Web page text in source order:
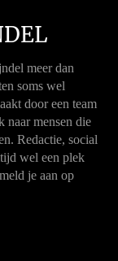
meer dan
soms wel
door een team
mensen die
Redactie, social
wel een plek
je aan op